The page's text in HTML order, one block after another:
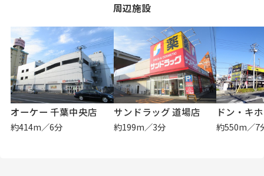
周辺施設
オーケー 千葉中央店
約414m／6分
サンドラッグ 道場店
約199m／3分 約550m／7